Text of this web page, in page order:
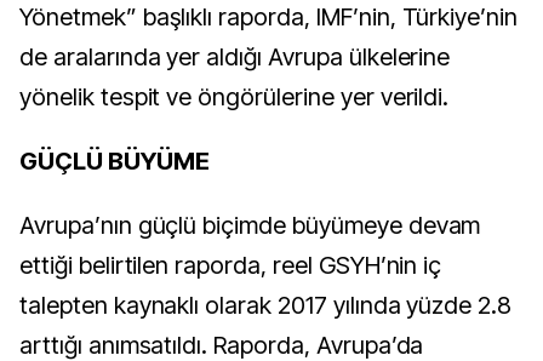
Yönetmek” başlıklı raporda, IMF’nin, Türkiye’nin
de aralarında yer aldığı Avrupa ülkelerine
yönelik tespit ve öngörülerine yer verildi.
GÜÇLÜ BÜYÜME
Avrupa’nın güçlü biçimde büyümeye devam
ettiği belirtilen raporda, reel GSYH’nin iç
talepten kaynaklı olarak 2017 yılında yüzde 2.8
arttığı anımsatıldı. Raporda, Avrupa’da